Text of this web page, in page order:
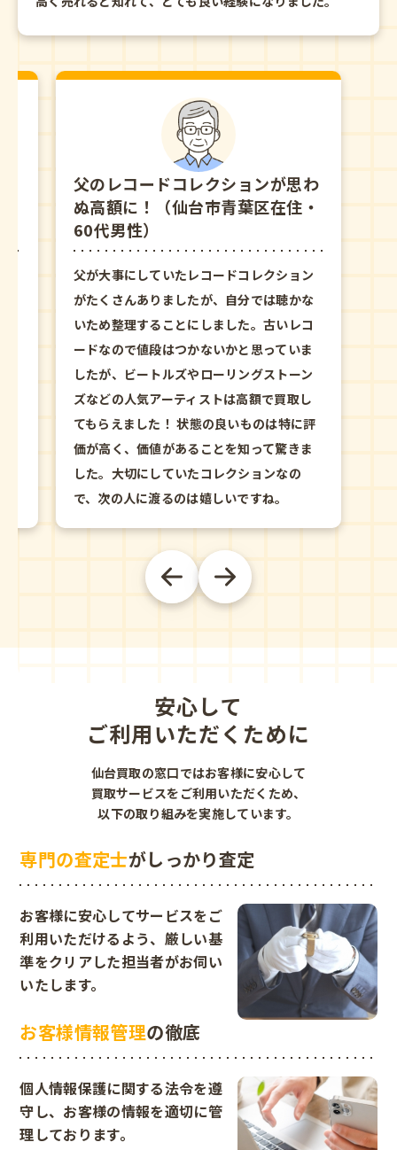
父のレコードコレクションが思わ
ぬ高額に！（仙台市青葉区在住・
60代男性）
父が大事にしていたレコードコレクション
がたくさんありましたが、自分では聴かな
いため整理することにしました。古いレコ
ードなので値段はつかないかと思っていま
したが、ビートルズやローリングストーン
ズなどの人気アーティストは高額で買取し
てもらえました！ 状態の良いものは特に評
価が高く、価値があることを知って驚きま
した。大切にしていたコレクションなの
で、次の人に渡るのは嬉しいですね。
安心して
ご利用いただくために
仙台買取の窓口ではお客様に安心して
買取サービスをご利用いただくため、
以下の取り組みを実施しています。
専門の査定士がしっかり査定
お客様に安心してサービスをご
利用いただけるよう、厳しい基
準をクリアした担当者がお伺い
いたします。
お客様情報管理の徹底
個人情報保護に関する法令を遵
守し、お客様の情報を適切に管
理しております。